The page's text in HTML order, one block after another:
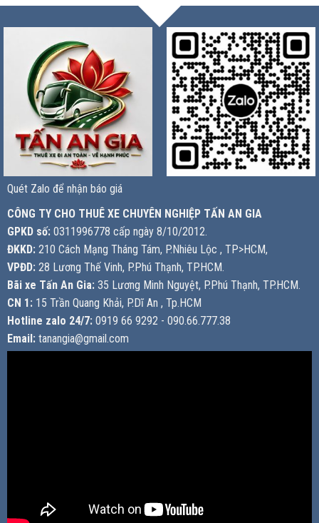
Quét Zalo để nhận báo giá
CÔNG TY CHO THUÊ XE CHUYÊN NGHIỆP TẤN AN GIA
GPKD số: 0311996778 cấp ngày 8/10/2012.
ĐKKD: 210 Cách Mạng Tháng Tám, P.Nhiêu Lộc , TP>HCM,
VPĐD: 28 Lương Thế Vinh, P.Phú Thạnh, TP.HCM.
Bãi xe Tấn An Gia: 35 Lương Minh Nguyệt, P.Phú Thạnh, TP.HCM.
CN 1: 15 Trần Quang Khải, P.Dĩ An , Tp.HCM
Hotline zalo 24/7: 0919 66 9292 - 090.66.777.38
Email: tanangia@gmail.com